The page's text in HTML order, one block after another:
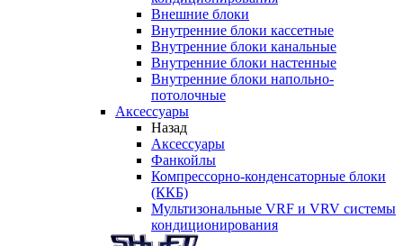
Внешние блоки
Внутренние блоки кассетные
Внутренние блоки канальные
Внутренние блоки настенные
Внутренние блоки напольно-
потолочные
Аксессуары
Назад
Аксессуары
Фанкойлы
Компрессорно-конденсаторные блоки
(ККБ)
Мультизональные VRF и VRV системы
кондиционирования